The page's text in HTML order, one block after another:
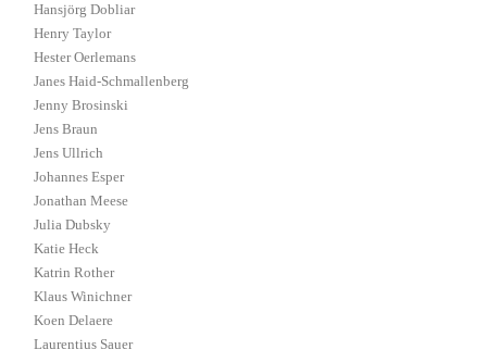
Hansjörg Dobliar
Henry Taylor
Hester Oerlemans
Janes Haid-Schmallenberg
Jenny Brosinski
Jens Braun
Jens Ullrich
Johannes Esper
Jonathan Meese
Julia Dubsky
Katie Heck
Katrin Rother
Klaus Winichner
Koen Delaere
Laurentius Sauer